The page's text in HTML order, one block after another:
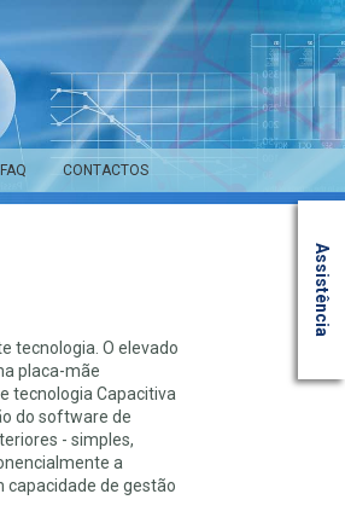
FAQ CONTACTOS
Assistência
tecnologia. O elevado
placa-mãe
tecnologia Capacitiva
do software de
- simples,
a
capacidade de gestão